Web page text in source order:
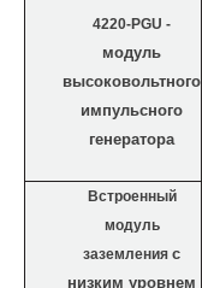
4220-PGU -
модуль
высоковольтного
импульсного
генератора
Встроенный
модуль
заземления с
низким уровнем